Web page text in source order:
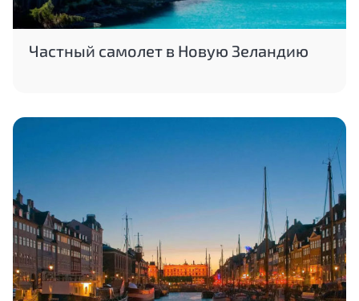
Частный самолет в Новую Зеландию